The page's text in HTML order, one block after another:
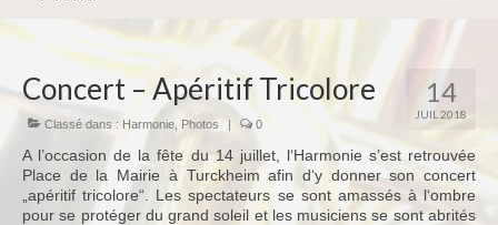
Association
Bureau
Bénévoles
Partenaires
Ecole de Musique
14
JUIL 2018
Concert – Apéritif Tricolore
Classé dans : Harmonie Photos | 0
A l’occasion de la fête du 14 juillet, l‘Harmonie s’est retrouvée
Place de la Mairie à Turckheim afin d‘y donner son concert
„apéritif tricolore“. Les spectateurs se sont amassés à l‘ombre
pour se protéger du grand soleil et les musiciens se sont abrités